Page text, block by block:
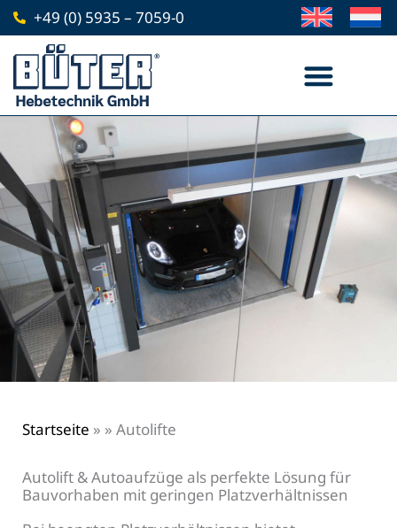
Zum
Inhalt
springen
+49 (0) 5935 – 7059-0
Startseite » » Autolifte
Autolift & Autoaufzüge als perfekte Lösung für
Bauvorhaben mit geringen Platzverhältnissen